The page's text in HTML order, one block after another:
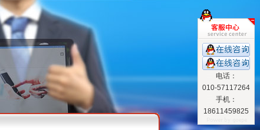
电话：
010-57117264
手机：
18611459825